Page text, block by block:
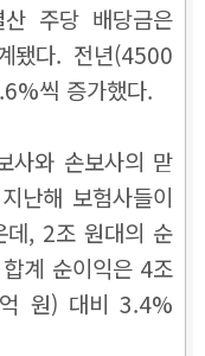
주당 배당금은
됐다. 전년(4500
씩 증가했다.
사와 손보사의 맏
난해 보험사들이
데, 2조 원대의 순
계 순이익은 4조
원) 대비 3.4%